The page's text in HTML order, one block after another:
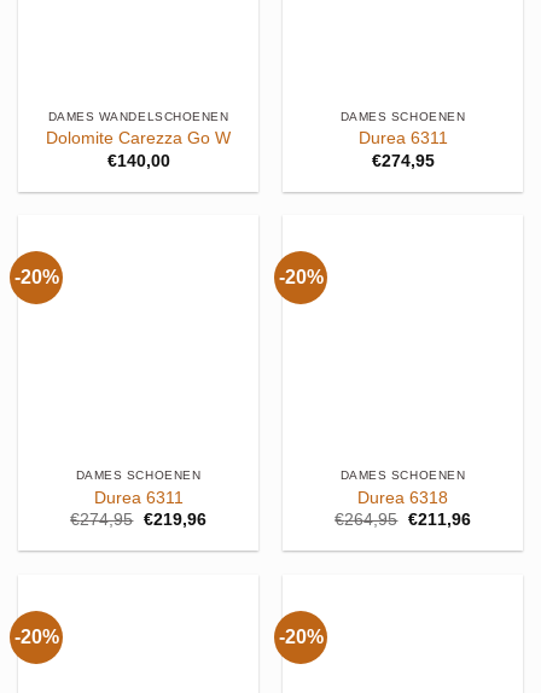
DAMES WANDELSCHOENEN
Dolomite Carezza Go W
€140,00
DAMES SCHOENEN
Durea 6311
€274,95
-20%
DAMES SCHOENEN
Durea 6311
€274,95 Oorspronkelijke
was:
€219,96Huidige
is:
-20%
DAMES SCHOENEN
Durea 6318
€264,95 Oorspronkelijke
was:
€211,96Huidige
is:
-20% -20%